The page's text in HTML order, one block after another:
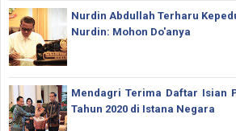
Nurdin Abdullah Terharu
Nurdin: Mohon Do'anya
Mendagri Terima Daftar Isian
Tahun 2020 di Istana Negara